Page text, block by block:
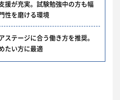
援が充実。試験勉強中の方も幅
性を磨ける環境
ステージに合う働き方を推奨。
たい方に最適